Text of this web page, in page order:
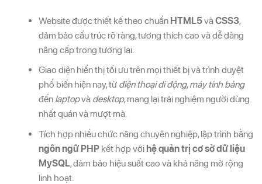
Website được thiết kế theo chuẩn HTML5vàCSS3,
đảm bảo cấu trúc rõ ràng, tương thích cao và dễ dàng
nâng cấp trong tương lai.
Giao diện hiển thị tối ưu trên mọi thiết bị và trình duyệt
phổ biến hiện nay, từ điện thoại di động,máy tính bảng
đến laptopvà desktop, mang lại trải nghiệm người dùng
nhất quán và mượt mà.
Tích hợp nhiều chức năng chuyên nghiệp, lập trình bằng
ngôn ngữ PHPkết hợp vớihệ quản trị cơ sở dữ liệu
MySQL, đảm bảo hiệu suất cao và khả năng mở rộng
linh hoạt.